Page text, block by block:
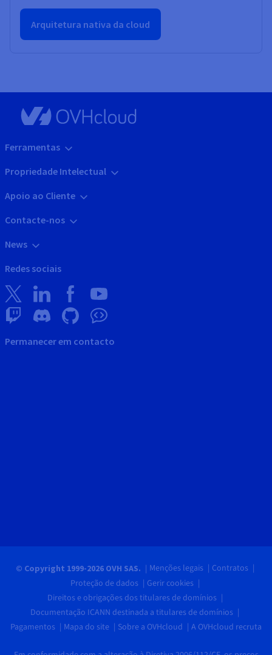
Arquitetura nativa da cloud
Ferramentas
Propriedade Intelectual
Apoio ao Cliente
Contacte-nos
News
Redes sociais
Permanecer em contacto
© Copyright 1999-2026 OVH SAS. Menções legais
Contratos
Proteção de dados
Gerir cookies
Direitos e obrigações dos titulares de domínios
Documentação ICANN destinada a titulares de domínios
Pagamentos
Mapa do site Sobre a OVHcloud A OVHcloud recruta